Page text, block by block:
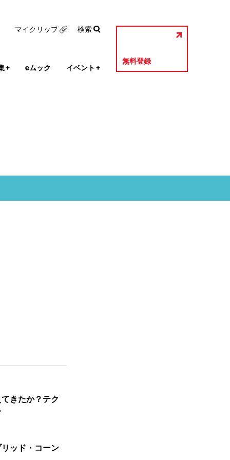
+ eムック イベント +
無料登録
マイクリップ 検索
きたか？テク
ッド・コーン